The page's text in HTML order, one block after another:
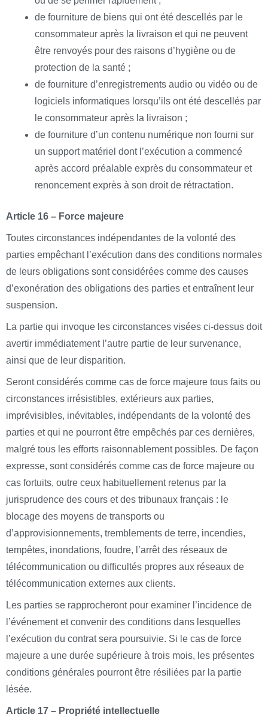
de fourniture de biens qui ont été descellés par le
consommateur après la livraison et qui ne peuvent
être renvoyés pour des raisons d’hygiène ou de
protection de la santé ;
de fourniture d’enregistrements audio ou vidéo ou de
logiciels informatiques lorsqu’ils ont été descellés par
le consommateur après la livraison ;
de fourniture d’un contenu numérique non fourni sur
un support matériel dont l’exécution a commencé
après accord préalable exprès du consommateur et
renoncement exprès à son droit de rétractation.
Article 16 – Force majeure
Toutes circonstances indépendantes de la volonté des
parties empêchant l’exécution dans des conditions normales
de leurs obligations sont considérées comme des causes
d’exonération des obligations des parties et entraînent leur
suspension.
La partie qui invoque les circonstances visées ci-dessus doit
avertir immédiatement l’autre partie de leur survenance,
ainsi que de leur disparition.
Seront considérés comme cas de force majeure tous faits ou
circonstances irrésistibles, extérieurs aux parties,
imprévisibles, inévitables, indépendants de la volonté des
parties et qui ne pourront être empêchés par ces dernières,
malgré tous les efforts raisonnablement possibles. De façon
expresse, sont considérés comme cas de force majeure ou
cas fortuits, outre ceux habituellement retenus par la
jurisprudence des cours et des tribunaux français : le
blocage des moyens de transports ou
d’approvisionnements, tremblements de terre, incendies,
tempêtes, inondations, foudre, l’arrêt des réseaux de
télécommunication ou difficultés propres aux réseaux de
télécommunication externes aux clients.
Les parties se rapprocheront pour examiner l’incidence de
l’événement et convenir des conditions dans lesquelles
l’exécution du contrat sera poursuivie. Si le cas de force
majeure a une durée supérieure à trois mois, les présentes
conditions générales pourront être résiliées par la partie
lésée.
Article 17 – Propriété intellectuelle